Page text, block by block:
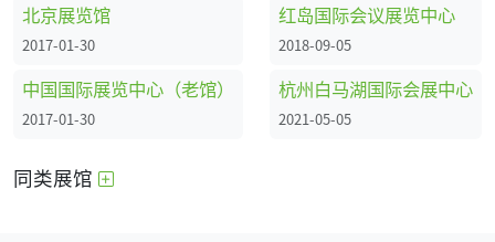
北京展览馆
2017-01-30
中国国际展览中心（老馆）
2017-01-30
红岛国际会议展览中心
2018-09-05
杭州白马湖国际会展中心
2021-05-05
同类展馆